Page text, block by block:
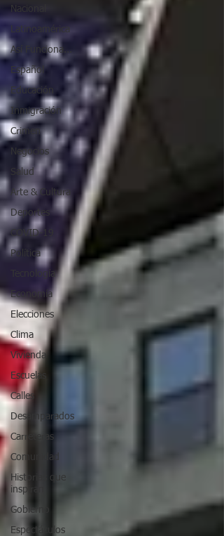
Nacional
Latinoamérica
Así Funciona...
Español
Educación
Inmigración
Crimen
Negocios
Salud
Arte & Cultura
Deportes
COVID-19
Política
Tecnología
Economía
Elecciones
Clima
Vivienda
Escuelas
Calles
Desamparados
Carreteras
Comunidad
Historias que
inspiran
Gobierno
Espectáculos